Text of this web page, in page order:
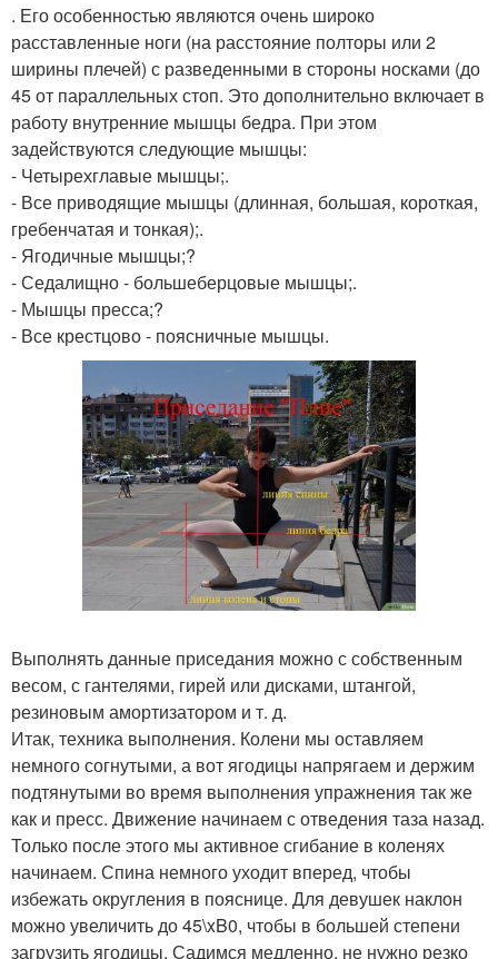
. Его особенностью являются очень широко
расставленные ноги (на расстояние полторы или 2
ширины плечей) с разведенными в стороны носками (до
45 от параллельных стоп. Это дополнительно включает в
работу внутренние мышцы бедра. При этом
задействуются следующие мышцы:
- Четырехглавые мышцы;.
- Все приводящие мышцы (длинная, большая, короткая,
гребенчатая и тонкая);.
- Ягодичные мышцы;?
- Седалищно - большеберцовые мышцы;.
- Мышцы пресса;?
- Все крестцово - поясничные мышцы.
Выполнять данные приседания можно с собственным
весом, с гантелями, гирей или дисками, штангой,
резиновым амортизатором и т. д.
Итак, техника выполнения. Колени мы оставляем
немного согнутыми, а вот ягодицы напрягаем и держим
подтянутыми во время выполнения упражнения так же
как и пресс. Движение начинаем с отведения таза назад.
Только после этого мы активное сгибание в коленях
начинаем. Спина немного уходит вперед, чтобы
избежать округления в пояснице. Для девушек наклон
можно увеличить до 45\xB0, чтобы в большей степени
загрузить ягодицы. Садимся медленно, не нужно резко